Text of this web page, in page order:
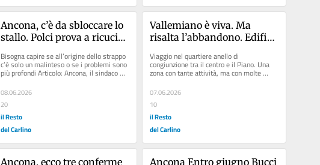
Ancona, c’è da sbloccare lo
stallo. Polci prova a ricucire
Bisogna capire se all’origine dello strappo
c’è solo un malinteso o se i problemi sono
più profondi Articolo: Ancona, il sindaco
fiducioso sul...
08.06.2026
20
il Resto
del Carlino
Vallemiano è viva. Ma
risalta l’abbandono. Edifici
sporcizia
Viaggio nel quartiere anello di
congiunzione tra il centro e il Piano. Una
zona con tante attività, ma con molte
contraddizioni: ci sono. artigiani,...
07.06.2026
10
il Resto
del Carlino
Ancona, ecco tre conferme
Ancona Entro giugno Bucci